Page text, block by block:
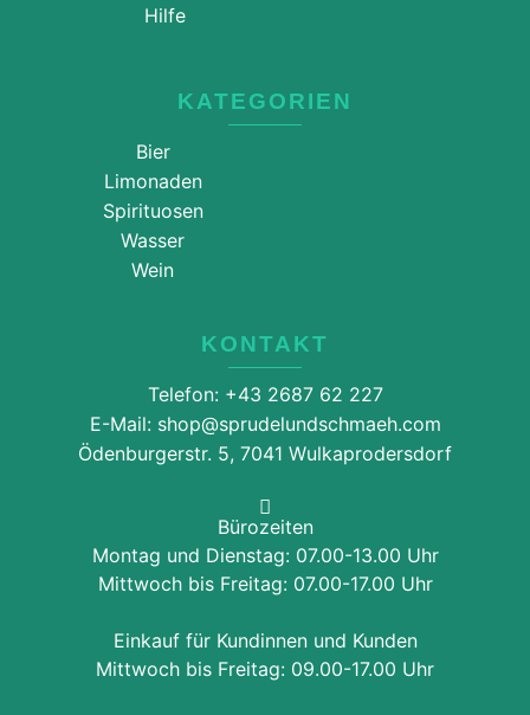
Hilfe
KATEGORIEN
Bier
Limonaden
Spirituosen
Wasser
Wein
KONTAKT
Telefon: +43 2687 62 227
E-Mail: shop@sprudelundschmaeh.com
Ödenburgerstr. 5, 7041 Wulkaprodersdorf
Bürozeiten
Montag und Dienstag: 07.00-13.00 Uhr
Mittwoch bis Freitag: 07.00-17.00 Uhr
Einkauf für Kundinnen und Kunden
Mittwoch bis Freitag: 09.00-17.00 Uhr